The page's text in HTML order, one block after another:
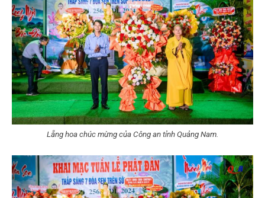
Lẵng hoa chúc mừng của Công an tỉnh Quảng Nam.